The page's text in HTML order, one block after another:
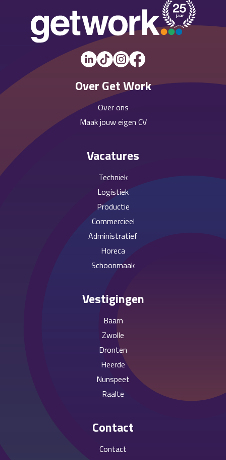
Over Get Work
Over ons
Maak jouw eigen CV
Vacatures
Techniek
Logistiek
Productie
Commercieel
Administratief
Horeca
Schoonmaak
Vestigingen
Baarn
Zwolle
Dronten
Heerde
Nunspeet
Raalte
Contact
Contact